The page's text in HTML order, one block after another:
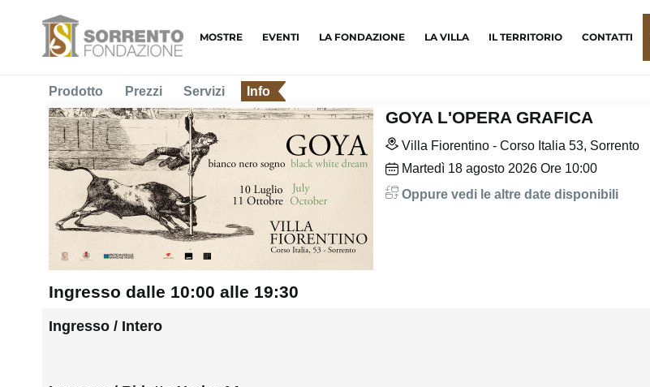
MOSTRE EVENTI LA FONDAZIONE LA VILLA IL TERRITORIO CONTATTI
Prodotto Prezzi Servizi Info
GOYA L'OPERA GRAFICA
Villa Fiorentino - Corso Italia 53, Sorrento
Martedì 18 agosto 2026 Ore 10:00
Oppure vedi le altre date disponibili
Ingresso dalle 10:00 alle 19:30
Ingresso / Intero